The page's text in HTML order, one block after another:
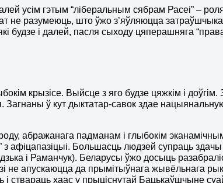
усім гэтым “ліберальным сябрам Расеі” –
не разумеюць, што ўжо з’яўляюцца
будзе і далей, пасля сыходу цяперашняга
крызісе. Выйсце з яго будзе цяжкім і
Загнаны ў кут дыктатар-савок здае
абражанага падманам і глыбокім
з афіцапазіцыі. Большасць людзей супраць
і Раманчук). Беларусы ўжо досыць
не апускаюцца да прымітыўнага жывёльнага
і ствараць хаас у прыціснутай Бацькаўшчыне